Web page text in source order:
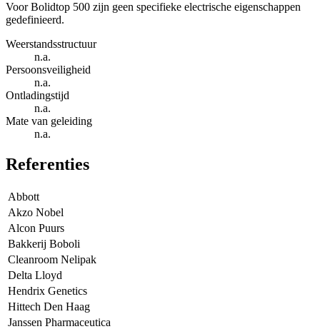
Voor Bolidtop 500 zijn geen specifieke electrische eigenschappen
gedefinieerd.
Weerstandsstructuur
n.a.
Persoonsveiligheid
n.a.
Ontladingstijd
n.a.
Mate van geleiding
n.a.
Referenties
Abbott
Akzo Nobel
Alcon Puurs
Bakkerij Boboli
Cleanroom Nelipak
Delta Lloyd
Hendrix Genetics
Hittech Den Haag
Janssen Pharmaceutica